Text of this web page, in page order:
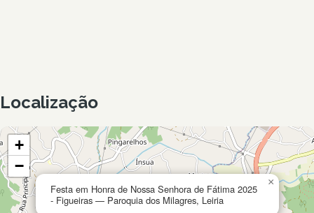
Localização
Festa em Honra de Nossa Senhora de Fátima 2025
- Figueiras — Paroquia dos Milagres, Leiria
×
+
−